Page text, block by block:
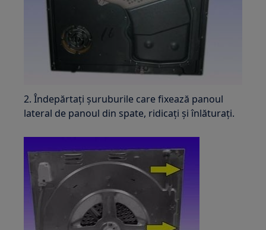
2. Îndepărtați șuruburile care fixează panoul
lateral de panoul din spate, ridicați și înlăturați.